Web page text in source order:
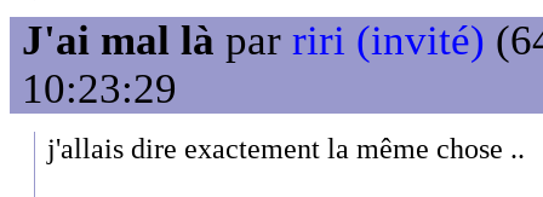
J'ai mal là par riri (invité)
10:23:29
j'allais dire exactement la même chose ..